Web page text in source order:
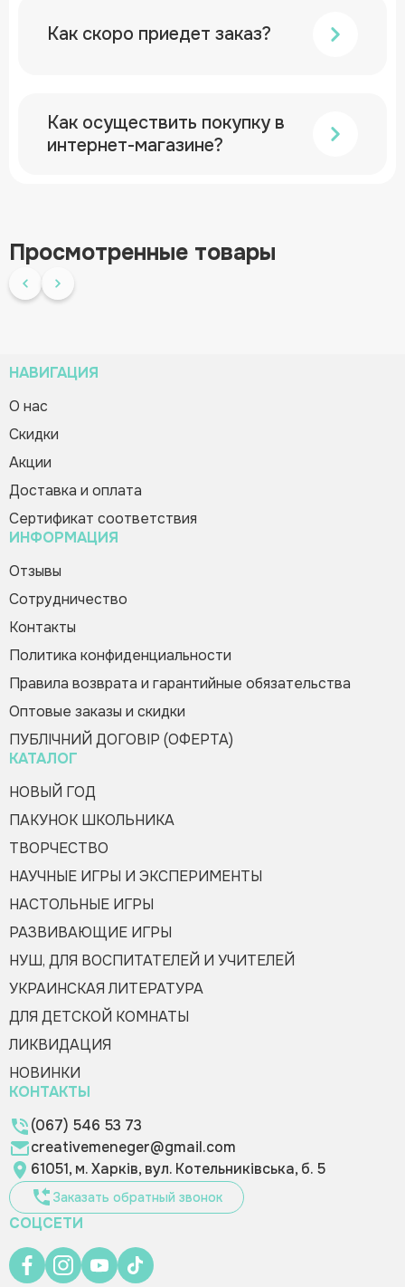
Как скоро приедет заказ?
Как осуществить покупку в
интернет-магазине?
Просмотренные товары
Creative Team!
Пожалуйста, заполните форму, и мы вам
Оформить заказ
НАВИГАЦИЯ
О нас
Cкидки
Акции
Доставка и оплата
Сертификат соответствия
ИНФОРМАЦИЯ
Отзывы
Сотрудничество
Контакты
Политика конфиденциальности
Правила возврата и гарантийные обязательства
Оптовые заказы и скидки
ПУБЛІЧНИЙ ДОГОВІР (ОФЕРТА)
КАТАЛОГ
НОВЫЙ ГОД
ПАКУНОК ШКОЛЬНИКА
ТВОРЧЕСТВО
НАУЧНЫЕ ИГРЫ И ЭКСПЕРИМЕНТЫ
НАСТОЛЬНЫЕ ИГРЫ
РАЗВИВАЮЩИЕ ИГРЫ
НУШ, ДЛЯ ВОСПИТАТЕЛЕЙ И УЧИТЕЛЕЙ
УКРАИНСКАЯ ЛИТЕРАТУРА
ДЛЯ ДЕТСКОЙ КОМНАТЫ
ЛИКВИДАЦИЯ
НОВИНКИ
КОНТАКТЫ
(067) 546 53 73
creativemeneger@gmail.com
61051, м. Харків, вул. Котельниківська, б. 5
Заказать обратный звонок
СОЦСЕТИ